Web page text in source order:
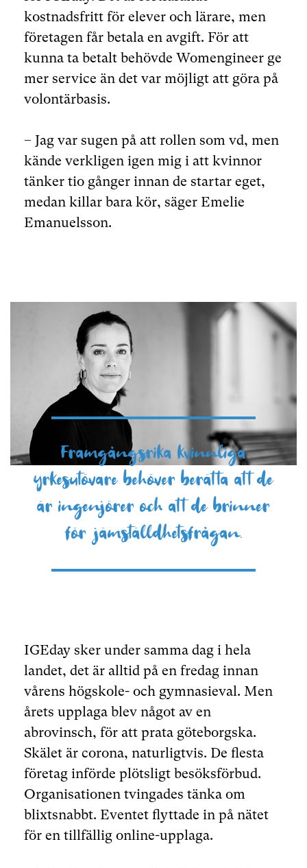
kostnadsfritt för elever och lärare, men
företagen får betala en avgift. För att
kunna ta betalt behövde Womengineer ge
mer service än det var möjligt att göra på
volontärbasis.
– Jag var sugen på att rollen som vd, men
kände verkligen igen mig i att kvinnor
tänker tio gånger innan de startar eget,
medan killar bara kör, säger Emelie
Emanuelsson.
Framgångsrika kvinnliga
yrkesutövare behöver berätta att de
är ingenjörer och att de brinner
för jämställdhetsfrågan.
IGEday sker under samma dag i hela
landet, det är alltid på en fredag innan
vårens högskole- och gymnasieval. Men
årets upplaga blev något av en
abrovinsch, för att prata göteborgska.
Skälet är corona, naturligtvis. De flesta
företag införde plötsligt besöksförbud.
Organisationen tvingades tänka om
blixtsnabbt. Eventet flyttade in på nätet
för en tillfällig online-upplaga.